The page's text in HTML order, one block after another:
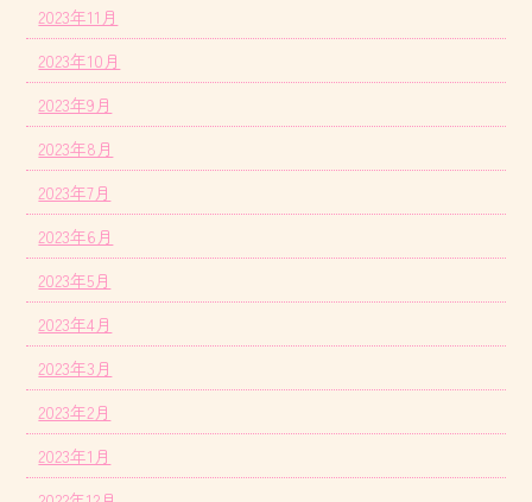
2023年11月
2023年10月
2023年9月
2023年8月
2023年7月
2023年6月
2023年5月
2023年4月
2023年3月
2023年2月
2023年1月